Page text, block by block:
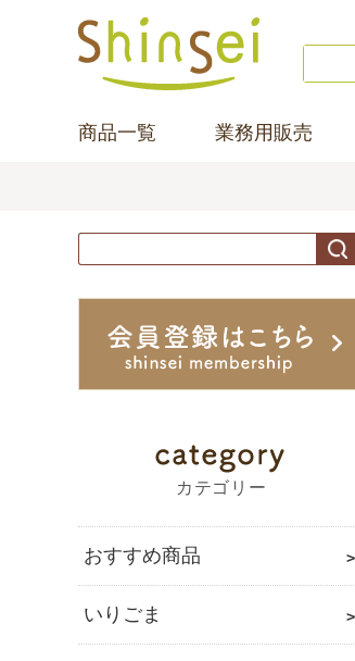
商品一覧 業務用販売
おすすめ商品
いりごま